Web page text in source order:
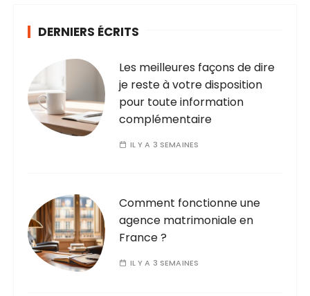
DERNIERS ÉCRITS
Les meilleures façons de dire
je reste à votre disposition
pour toute information
complémentaire
IL Y A 3 SEMAINES
Comment fonctionne une
agence matrimoniale en
France ?
IL Y A 3 SEMAINES